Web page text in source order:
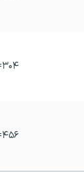
۳۰۴=
۴۵۶=